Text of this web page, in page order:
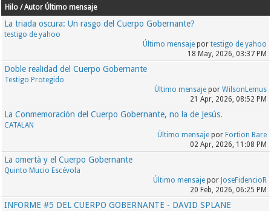
Hilo / Autor Último mensaje
La triada oscura: Un rasgo del Cuerpo Gobernante?
testigo de yahoo
Último mensajepor testigo de yahoo
18 May, 2026, 03:37 PM
Doble realidad del Cuerpo Gobernante
Testigo Protegido
Último mensajepor WilsonLemus
21 Apr, 2026, 08:52 PM
La Conmemoración del Cuerpo Gobernante, no la de Jesús.
CATALAN
Último mensajepor Fortion Bare
02 Apr, 2026, 11:08 PM
La omertà y el Cuerpo Gobernante
Quinto Mucio Escévola
Último mensajepor JoseFidencioR
20 Feb, 2026, 06:25 PM
INFORME #5 DEL CUERPO GOBERNANTE - DAVID SPLANE